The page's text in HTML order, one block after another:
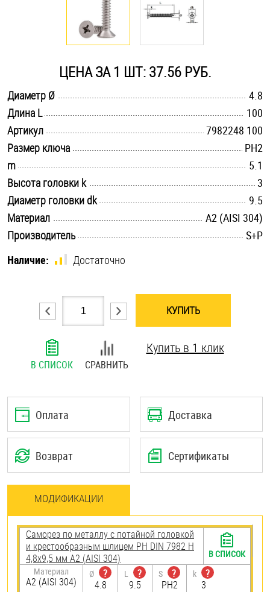
Саморезы и шурупы
Такелаж
Хомуты
Шайбы
Шпильки
Шплинты
Штифты и пальцы
ЦЕНА ЗА 1 ШТ: 37.56 РУБ.
Диаметр Ø
4.8
Длина L
100
Артикул
7982248 100
Размер ключа
PH2
m
5.1
Высота головки k
3
Диаметр головки dk
9.5
Материал
А2 (AISI 304)
Производитель
S+P
Наличие:
Достаточно
КУПИТЬ
В СПИСОК СРАВНИТЬ
Купить в 1 клик
Оплата Доставка
Возврат Сертификаты
МОДИФИКАЦИИ
Саморез по металлу с потайной головкой
и крестообразным шлицем PH DIN 7982 H
4,8х9,5 мм А2 (AISI 304)
Материал
А2 (AISI 304)
Ø
?
4.8
L
?
9.5
S
?
PH2
k
?
3
В СПИСОК